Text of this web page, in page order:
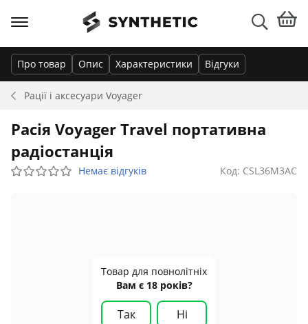
Рації і аксесуари Voyager
Про товар Опис Характеристики Відгуки
Расія Voyager Travel портативна
радіостанція
Немає відгуків Код: CSL36M3AC
Товар для повнолітніх
Вам є 18 років?
Так Ні